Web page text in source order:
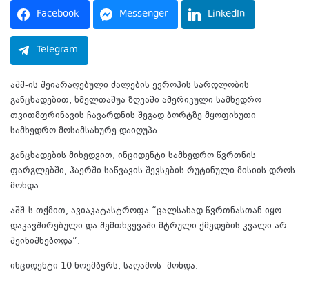
Facebook Messenger LinkedIn
Telegram
აშშ-ის შეიარაღებული ძალების ევროპის სარდლობის
განცხადებით, ხმელთაშუა ზღვაში ამერიკული სამხედრო
თვითმფრინავის ჩავარდნის შეგად ბორტზე მყოფიხუთი
სამხედრო მოსამსახურე დაიღუპა.
განცხადების მიხედვით, ინციდენტი სამხედრო წვრთნის
ფარგლებში, ჰაერში საწვავის შევსების რუტინული მისიის დროს
მოხდა.
აშშ-ს თქმით, ავიაკატასტროფა “ცალსახად წვრთნასთან იყო
დაკავშირებული და შემთხვევაში მტრული ქმედების კვალი არ
შეინიშნებოდა”.
ინციდენტი 10 ნოემბერს, საღამოს მოხდა.